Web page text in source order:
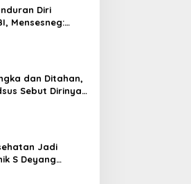
Diri
Mensesneg:
Keppres
dan Ditahan,
Sebut Dirinya
Jadi
S Deyang
BGN, Prabowo